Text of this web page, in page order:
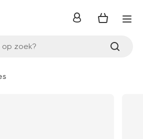
op zoek?
inloggen